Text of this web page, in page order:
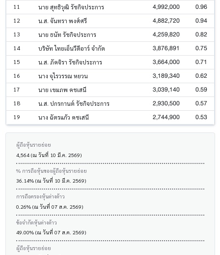
11 นาย สุทธิวุฒิ รัชกิจประการ 4,992,000 0.96
12 น.ส. จันทรา พงศ์ศรี 4,882,720 0.94
13 นาย ธนัท รัชกิจประการ 4,259,820 0.82
14 บริษัท ไทยเอ็นวีดีอาร์ จำกัด 3,876,891 0.75
15 น.ส. ภัคจิรา รัชกิจประการ 3,664,000 0.71
16 นาง จุไรวรรณ หยวน 3,189,340 0.62
17 นาย เขมภพ คชเสนี 3,039,140 0.59
18 น.ส. ปกรกานต์ รัชกิจประการ 2,930,500 0.57
19 นาง ฉัตรแก้ว คชเสนี 2,744,900 0.53
ผู้ถือหุ้นรายย่อย
4,564 (ณ วันที่ 10 มี.ค. 2569)
% การถือหุ้นของผู้ถือหุ้นรายย่อย
36.14% (ณ วันที่ 10 มี.ค. 2569)
การถือครองหุ้นต่างด้าว
0.26% (ณ วันที่ 07 ส.ค. 2569)
ข้อจำกัดหุ้นต่างด้าว
49.00% (ณ วันที่ 07 ส.ค. 2569)
ผู้ถือหุ้นรายย่อย